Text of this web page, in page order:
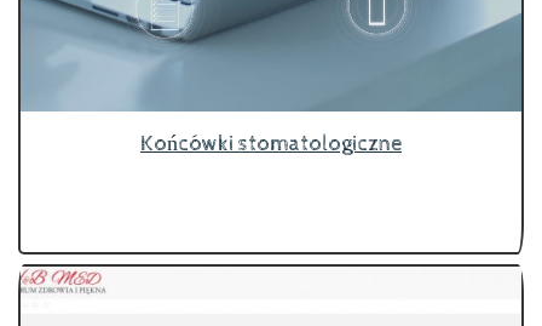
Końcówki stomatologiczne